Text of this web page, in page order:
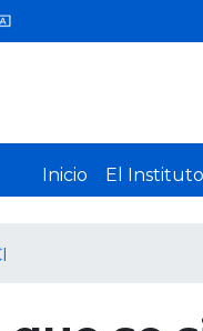
Inicio El Instituto